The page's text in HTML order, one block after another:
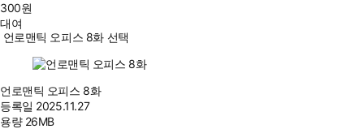
300원
대여
언로맨틱 오피스 8화 선택
언로맨틱 오피스 8화
등록일 2025.11.27
용량 26MB